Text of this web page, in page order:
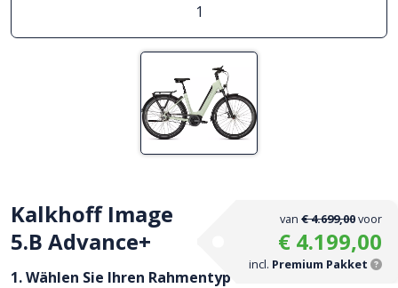
1
Kalkhoff Image
5.B Advance+
van € 4.699,00voor
€ 4.199,00
incl. Premium Pakket
1. Wählen Sie Ihren Rahmentyp